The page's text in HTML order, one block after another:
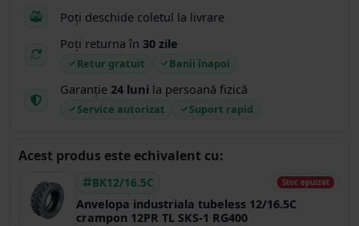
Poți deschide coletul la livrare
Poți returna în 30 zile
Retur gratuit Banii înapoi
Garanție 24 luni la persoană fizică
Service autorizat Suport rapid
Acest produs este echivalent cu:
BK12/16.5C Stoc epuizat
Anvelopa industriala tubeless 12/16.5C
crampon 12PR TL SKS-1 RG400